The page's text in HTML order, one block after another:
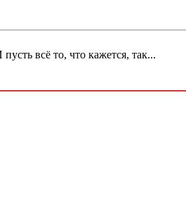
всё то, что кажется, так...